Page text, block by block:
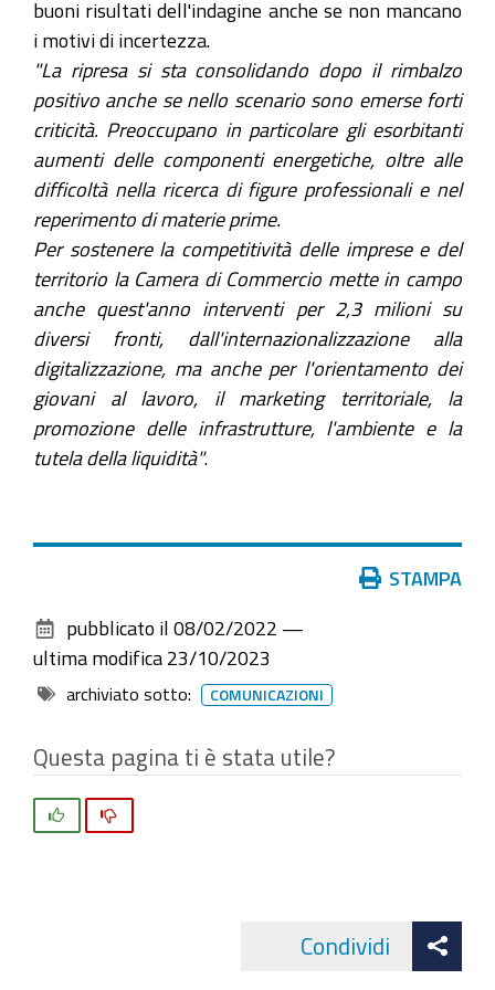
buoni risultati dell'indagine anche se non mancano
i motivi di incertezza.
"La ripresa si sta consolidando dopo il rimbalzo
positivo anche se nello scenario sono emerse forti
criticità. Preoccupano in particolare gli esorbitanti
aumenti delle componenti energetiche, oltre alle
difficoltà nella ricerca di figure professionali e nel
reperimento di materie prime.
Per sostenere la competitività delle imprese e del
territorio la Camera di Commercio mette in campo
anche quest'anno interventi per 2,3 milioni su
diversi fronti, dall'internazionalizzazione alla
digitalizzazione, ma anche per l'orientamento dei
giovani al lavoro, il marketing territoriale, la
promozione delle infrastrutture, l'ambiente e la
tutela della liquidità".
documento
STAMPA
pubblicato il 08/02/2022 —
ultima modifica 23/10/2023
archiviato sotto: COMUNICAZIONI
Questa pagina ti è stata utile?
Condividi